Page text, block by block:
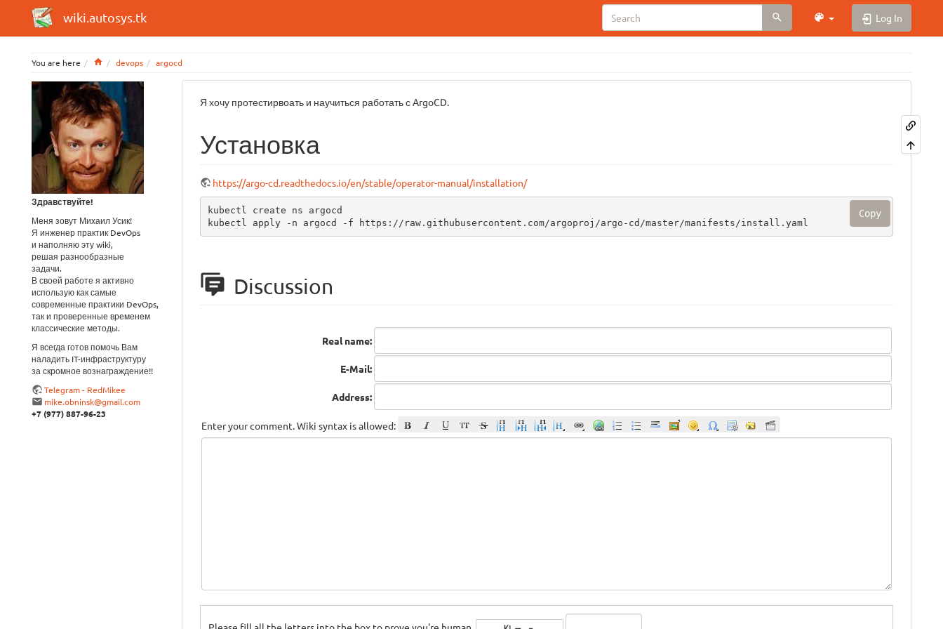
wiki.autosys.tk Log In
You are here Homedevops argocd
Здравствуйте!
Меня зовут Михаил Усик!
Я инженер практик DevOps
и наполняю эту wiki,
решая разнообразные
задачи.
В своей работе я активно
использую как самые
современные практики DevOps,
так и проверенные временем
классические методы.
Я всегда готов помочь Вам
наладить IT-инфраструктуру
за скромное вознаграждение!!
Telegram - RedMikee
mike.obninsk@gmail.com
+7 (977) 887-96-23
Я хочу протестирвоать и научиться работать с ArgoCD.
Установка
https://argo-cd.readthedocs.io/en/stable/operator-manual/installation/
kubectl create ns argocd
kubectl apply -n argocd -f https://raw.githubusercontent.com/argoproj/argo-cd/master/manifests/install.yaml
Copy
Discussion
Real name:
E-Mail:
Address:
Enter your comment. Wiki syntax is allowed: